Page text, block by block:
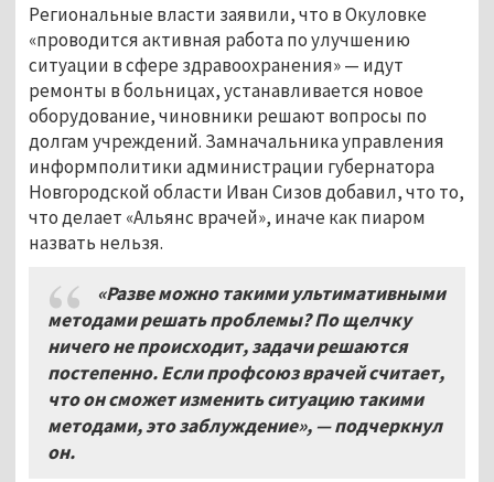
Региональные власти заявили, что в Окуловке
«проводится активная работа по улучшению
ситуации в сфере здравоохранения» — идут
ремонты в больницах, устанавливается новое
оборудование, чиновники решают вопросы по
долгам учреждений. Замначальника управления
информполитики администрации губернатора
Новгородской области Иван Сизов добавил, что то,
что делает «Альянс врачей», иначе как пиаром
назвать нельзя.
«Разве можно такими ультимативными
методами решать проблемы? По щелчку
ничего не происходит, задачи решаются
постепенно. Если профсоюз врачей считает,
что он сможет изменить ситуацию такими
методами, это заблуждение», — подчеркнул
он.